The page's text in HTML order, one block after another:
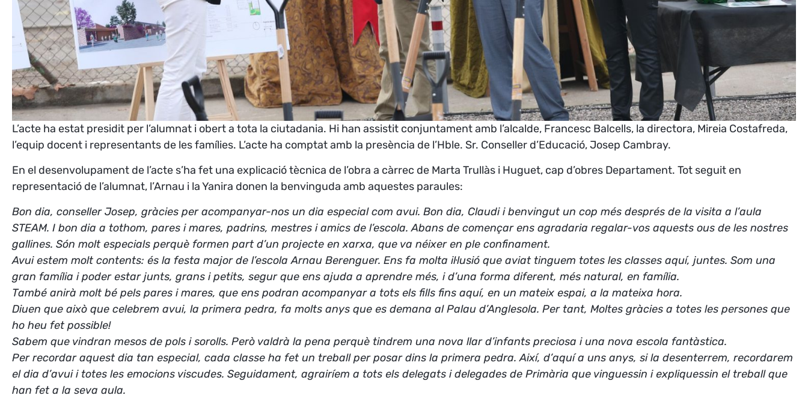
L’acte ha estat presidit per l’alumnat i obert a tota la ciutadania. Hi han assistit conjuntament amb l’alcalde, Francesc Balcells, la directora, Mireia Costafreda,
l’equip docent i representants de les famílies. L’acte ha comptat amb la presència de l’Hble. Sr. Conseller d’Educació, Josep Cambray.
En el desenvolupament de l’acte s’ha fet una explicació tècnica de l’obra a càrrec de Marta Trullàs i Huguet, cap d’obres Departament. Tot seguit en
representació de l’alumnat, l’Arnau i la Yanira donen la benvinguda amb aquestes paraules:
Bon dia, conseller Josep, gràcies per acompanyar-nos un dia especial com avui. Bon dia, Claudi i benvingut un cop més després de la visita a l’aula
STEAM. I bon dia a tothom, pares i mares, padrins, mestres i amics de l’escola. Abans de començar ens agradaria regalar-vos aquests ous de les nostres
gallines. Són molt especials perquè formen part d’un projecte en xarxa, que va néixer en ple confinament.
Avui estem molt contents: és la festa major de l’escola Arnau Berenguer. Ens fa molta il·lusió que aviat tinguem totes les classes aquí, juntes. Som una
gran família i poder estar junts, grans i petits, segur que ens ajuda a aprendre més, i d’una forma diferent, més natural, en família.
També anirà molt bé pels pares i mares, que ens podran acompanyar a tots els fills fins aquí, en un mateix espai, a la mateixa hora.
Diuen que això que celebrem avui, la primera pedra, fa molts anys que es demana al Palau d’Anglesola. Per tant, Moltes gràcies a totes les persones que
ho heu fet possible!
Sabem que vindran mesos de pols i sorolls. Però valdrà la pena perquè tindrem una nova llar d’infants preciosa i una nova escola fantàstica.
Per recordar aquest dia tan especial, cada classe ha fet un treball per posar dins la primera pedra. Així, d’aquí a uns anys, si la desenterrem, recordarem
el dia d’avui i totes les emocions viscudes. Seguidament, agrairíem a tots els delegats i delegades de Primària que vinguessin i expliquessin el treball que
han fet a la seva aula.